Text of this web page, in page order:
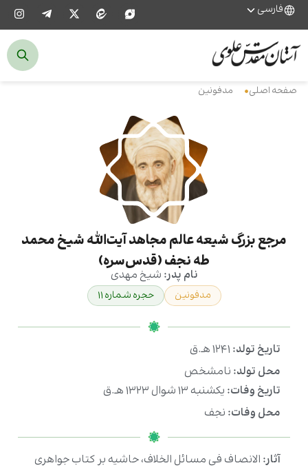
فارسی
صفحه اصلی مدفونین
مرجع بزرگ شیعه عالم مجاهد آیت‌الله شیخ محمد
طه نجف (قدس‌سره)
نام پدر: شیخ مهدی
مدفونین حجره شماره ۱۱
تاریخ تولد: ۱۲۴۱ هـ.ق
محل تولد: نامشخص
تاریخ وفات: یکشنبه ۱۳ شوال ۱۳۲۳ هـ.ق
محل وفات: نجف
آثار: الانصاف فی مسائل الخلاف، حاشیه بر کتاب جواهری